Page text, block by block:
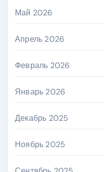
Май 2026
Апрель 2026
Февраль 2026
Январь 2026
Декабрь 2025
Ноябрь 2025